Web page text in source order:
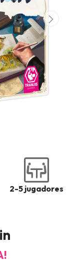
2-5 jugadores